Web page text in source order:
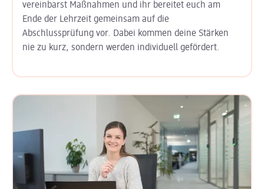
vereinbarst Maßnahmen und ihr bereitet euch am
Ende der Lehrzeit gemeinsam auf die
Abschlussprüfung vor. Dabei kommen deine Stärken
nie zu kurz, sondern werden individuell gefördert.